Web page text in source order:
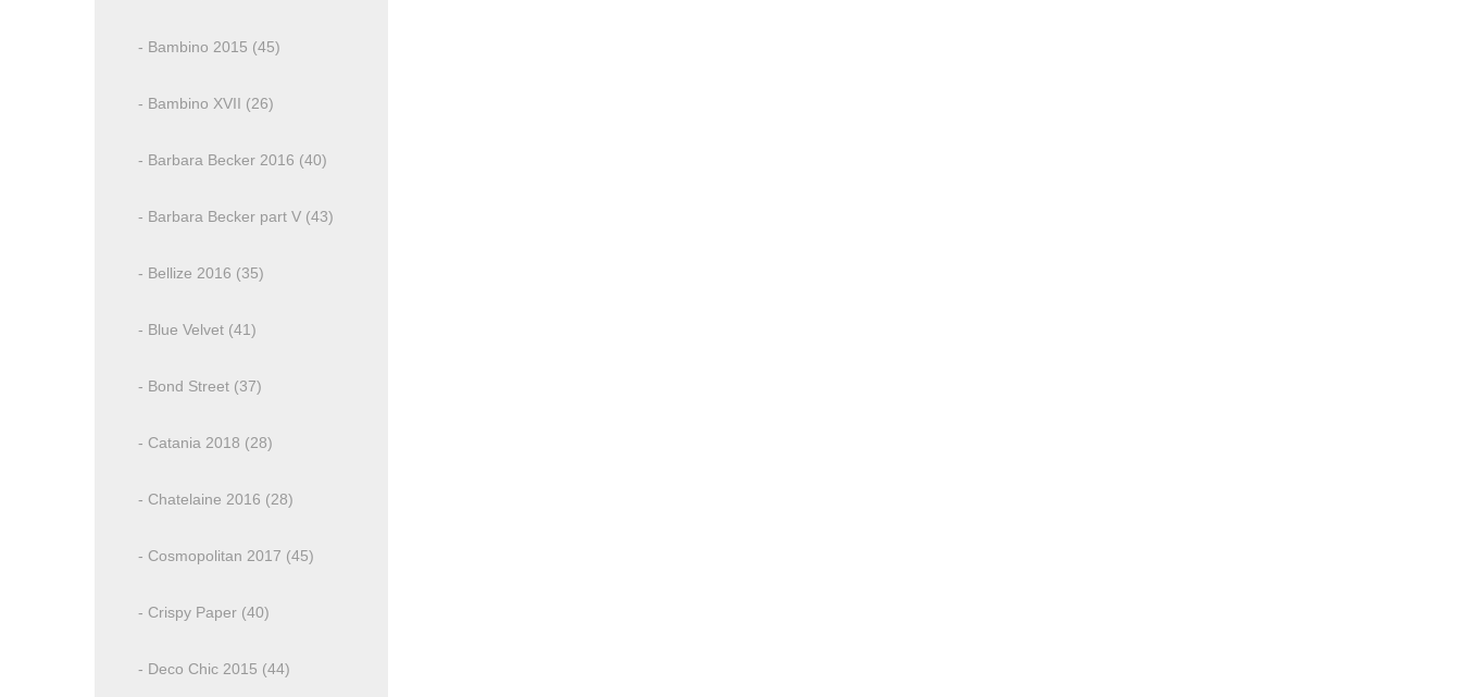
- Bambino 2015 (45)
- Bambino XVII (26)
- Barbara Becker 2016 (40)
- Barbara Becker part V (43)
- Bellize 2016 (35)
- Blue Velvet (41)
- Bond Street (37)
- Catania 2018 (28)
- Chatelaine 2016 (28)
- Cosmopolitan 2017 (45)
- Crispy Paper (40)
- Deco Chic 2015 (44)